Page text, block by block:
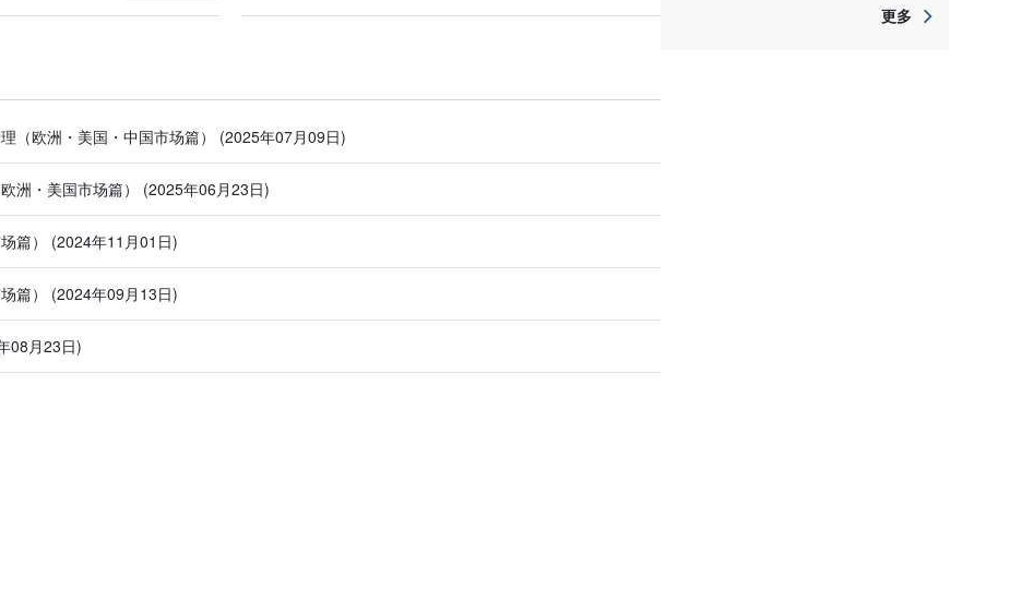
（欧洲・美国・中国市场篇） (2025年07月09日)
洲・美国市场篇） (2025年06月23日)
篇） (2024年11月01日)
篇） (2024年09月13日)
08月23日)
更多